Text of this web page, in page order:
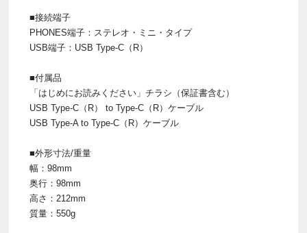
■接続端子
PHONES端子：ステレオ・ミニ・タイプ
USB端子：USB Type-C（R）
■付属品
「はじめにお読みください」チラシ（保証書含む）
USB Type-C（R） to Type-C（R）ケーブル
USB Type-A to Type-C（R）ケーブル
■外形寸法/重量
幅：98mm
奥行：98mm
高さ：212mm
質量：550g